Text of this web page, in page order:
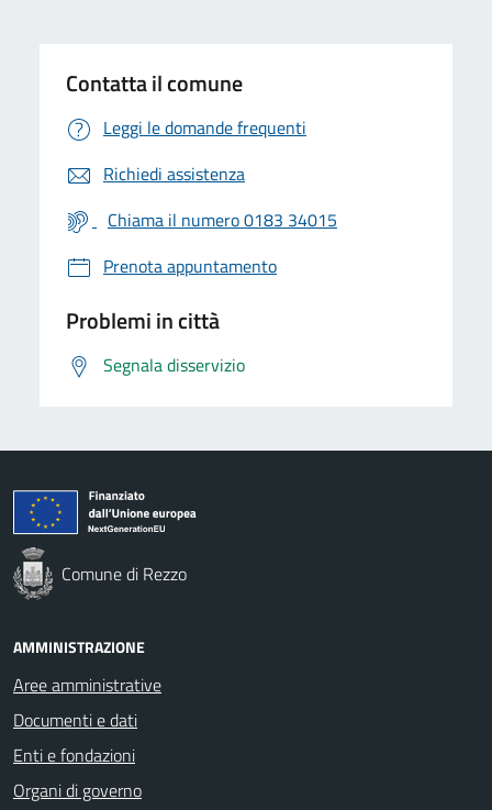
Contatta il comune
Leggi le domande frequenti
Richiedi assistenza
Chiama il numero 0183 34015
Prenota appuntamento
Problemi in città
Segnala disservizio
Comune di Rezzo
AMMINISTRAZIONE
Aree amministrative
Documenti e dati
Enti e fondazioni
Organi di governo